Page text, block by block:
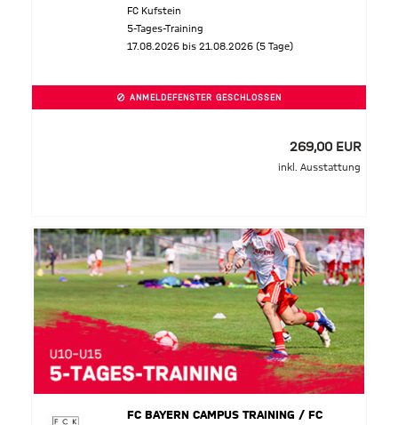
FC Kufstein
5-Tages-Training
17.08.2026 bis 21.08.2026 (5 Tage)
ANMELDEFENSTER GESCHLOSSEN
269,00 EUR
inkl. Ausstattung
FC BAYERN CAMPUS TRAINING / FC